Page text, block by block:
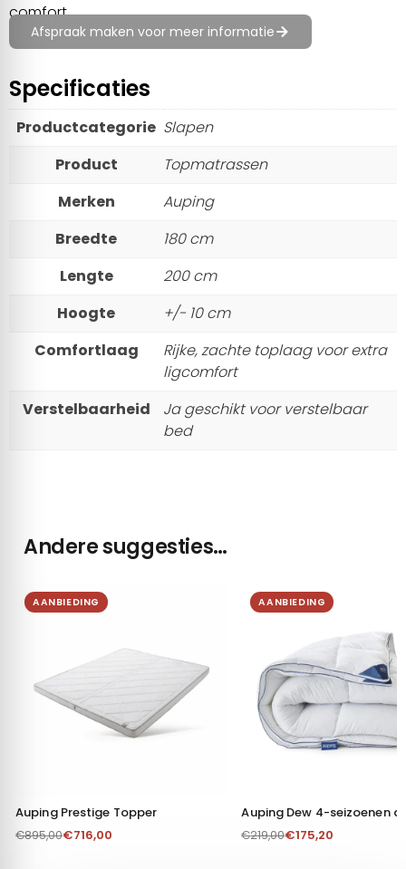
comfort.
Afspraak maken voor meer informatie
Specificaties
Productcategorie Slapen
Product
Topmatrassen
Merken
Auping
Breedte
180 cm
Lengte
200 cm
Hoogte
+/- 10 cm
Comfortlaag
Rijke, zachte toplaag voor extra
ligcomfort
Verstelbaarheid
Ja geschikt voor verstelbaar
bed
Andere suggesties…
AANBIEDING
Auping Prestige Topper
€895,00€716,00
AANBIEDING
Auping Dew 4-seizoenen
€219,00€175,20